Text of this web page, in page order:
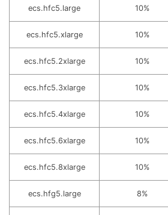
ecs.hfc5.large 10%
ecs.hfc5.xlarge 10%
ecs.hfc5.2xlarge 10%
ecs.hfc5.3xlarge 10%
ecs.hfc5.4xlarge 10%
ecs.hfc5.6xlarge 10%
ecs.hfc5.8xlarge 10%
ecs.hfg5.large 8%